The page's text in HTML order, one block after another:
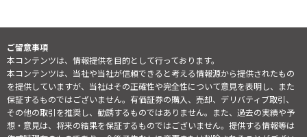
ご留意事項
本コンテンツは、情報提供を目的として行っております。
本コンテンツは、当社や当社が信頼できると考える情報源から提供されたもの
を提供していますが、当社はその正確性や完全性について意見を表明し、また
保証するものではございません。有価証券の購入、売却、デリバティブ取引、
その他の取引を推奨し、勧誘するものではありません。また、過去の実績や予
想・意見は、将来の結果を保証するものではございません。提供する情報等は